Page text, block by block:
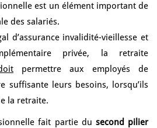
est un élément important de
des salariés.
d’assurance invalidité-vieillesse et
privée, la retraite
permettre aux employés de
suffisante leurs besoins, lorsqu’ils
la retraite.
fait partie du second pilier